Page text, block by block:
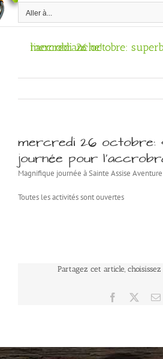
Aller à...
mercredi 26 octobre: superbe journée pour l’accrobranche!
mercredi 26 octobre:
journée pour
Magnifique journée à Sainte Assise
Toutes les activités sont ouvertes
Partagez cet article,
Facebook